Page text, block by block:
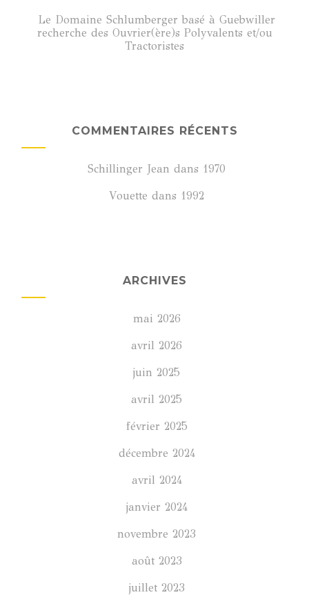
Le Domaine Schlumberger basé à Guebwiller
recherche des Ouvrier(ère)s Polyvalents et/ou
Tractoristes
COMMENTAIRES RÉCENTS
Schillinger Jean dans 1970
Vouette dans 1992
ARCHIVES
mai 2026
avril 2026
juin 2025
avril 2025
février 2025
décembre 2024
avril 2024
janvier 2024
novembre 2023
août 2023
juillet 2023